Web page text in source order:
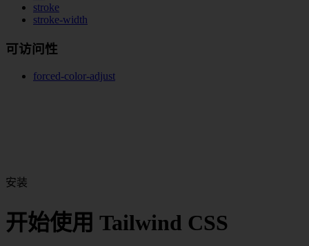
stroke
stroke-width
可访问性
forced-color-adjust
安装
开始使用 Tailwind CSS